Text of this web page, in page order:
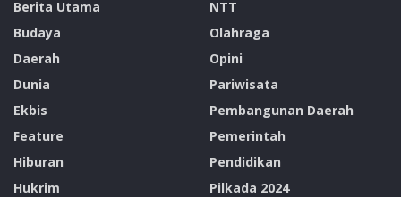
Berita Utama
Budaya
Daerah
Dunia
Ekbis
Feature
Hiburan
Hukrim
NTT
Olahraga
Opini
Pariwisata
Pembangunan Daerah
Pemerintah
Pendidikan
Pilkada 2024